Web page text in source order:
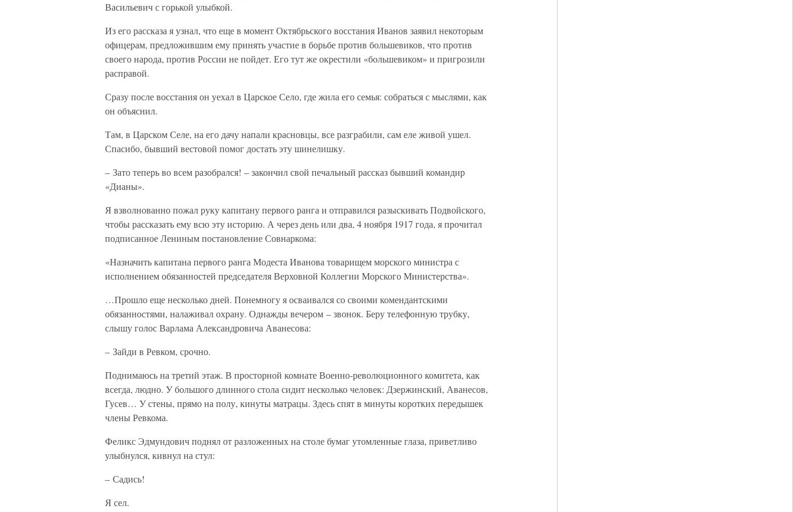
Васильевич с горькой улыбкой.
Из его рассказа я узнал, что еще в момент Октябрьского восстания Иванов заявил некоторым
офицерам, предложившим ему принять участие в борьбе против большевиков, что против
своего народа, против России не пойдет. Его тут же окрестили «большевиком» и пригрозили
расправой.
Сразу после восстания он уехал в Царское Село, где жила его семья: собраться с мыслями, как
он объяснил.
Там, в Царском Селе, на его дачу напали красновцы, все разграбили, сам еле живой ушел.
Спасибо, бывший вестовой помог достать эту шинелишку.
– Зато теперь во всем разобрался! – закончил свой печальный рассказ бывший командир
«Дианы».
Я взволнованно пожал руку капитану первого ранга и отправился разыскивать Подвойского,
чтобы рассказать ему всю эту историю. А через день или два, 4 ноября 1917 года, я прочитал
подписанное Лениным постановление Совнаркома:
«Назначить капитана первого ранга Модеста Иванова товарищем морского министра с
исполнением обязанностей председателя Верховной Коллегии Морского Министерства».
…Прошло еще несколько дней. Понемногу я осваивался со своими комендантскими
обязанностями, налаживал охрану. Однажды вечером – звонок. Беру телефонную трубку,
слышу голос Варлама Александровича Аванесова:
– Зайди в Ревком, срочно.
Поднимаюсь на третий этаж. В просторной комнате Военно-революционного комитета, как
всегда, людно. У большого длинного стола сидит несколько человек: Дзержинский, Аванесов,
Гусев… У стены, прямо на полу, кинуты матрацы. Здесь спят в минуты коротких передышек
члены Ревкома.
Феликс Эдмундович поднял от разложенных на столе бумаг утомленные глаза, приветливо
улыбнулся, кивнул на стул:
– Садись!
Я сел.